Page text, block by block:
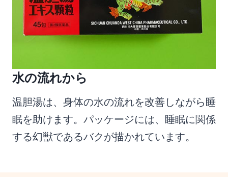
水の流れから
温胆湯は、身体の水の流れを改善しながら睡
眠を助けます。パッケージには、睡眠に関係
する幻獣であるバクが描かれています。